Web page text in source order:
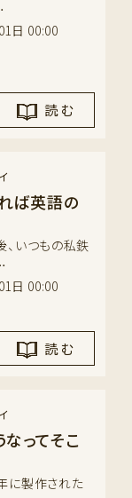
日 00:00
読 む
ば英語の
いつもの私鉄
日 00:00
読 む
ってそこ
に製作された